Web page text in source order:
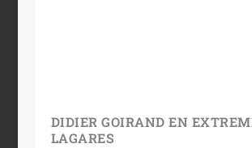
DIDIER GOIRAND EN
LAGARES